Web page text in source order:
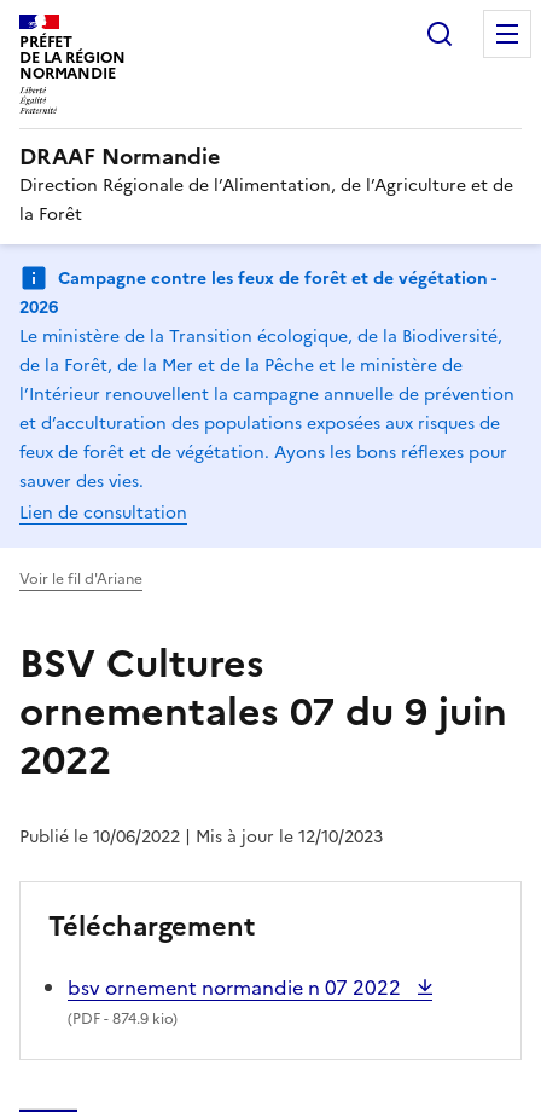
PRÉFET
DE LA RÉGION
NORMANDIE
DRAAF Normandie
Direction Régionale de l’Alimentation, de l’Agriculture et de
la Forêt
Campagne contre les feux de forêt et de végétation -
2026
Le ministère de la Transition écologique, de la Biodiversité,
de la Forêt, de la Mer et de la Pêche et le ministère de
l’Intérieur renouvellent la campagne annuelle de prévention
et d’acculturation des populations exposées aux risques de
feux de forêt et de végétation. Ayons les bons réflexes pour
sauver des vies.
Lien de consultation
Voir le fil d'Ariane
BSV Cultures
ornementales 07 du 9 juin
2022
Publié le 10/06/2022 | Mis à jour le 12/10/2023
Téléchargement
bsv ornement normandie n 07 2022
(PDF- 874.9 kio)